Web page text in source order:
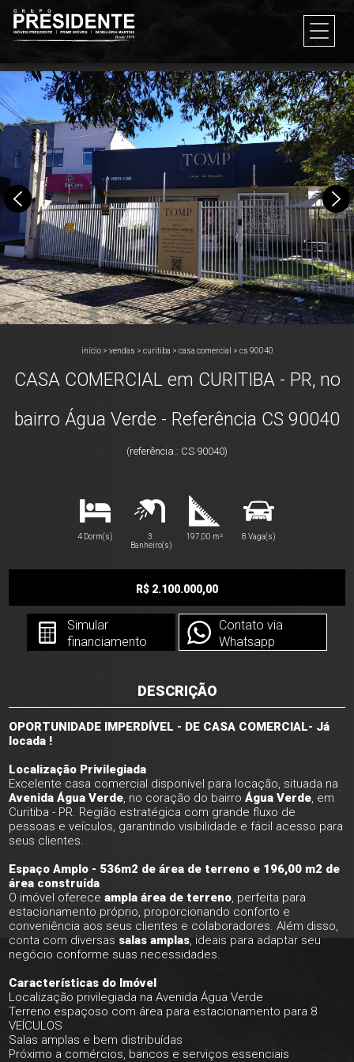
início> vendas > curitiba > casa comercial > cs 90040
CASA COMERCIAL em CURITIBA - PR, no
bairro Água Verde - Referência CS 90040
(referência.: CS 90040)
4 Dorm(s)
3
Banheiro(s)
197,00 m² 8 Vaga(s)
R$ 2.100.000,00
Simular
financiamento
Contato via
Whatsapp
DESCRIÇÃO
OPORTUNIDADE IMPERDÍVEL - DE CASA COMERCIAL- Já
locada !
Localização Privilegiada
Excelente casa comercial disponível para locação, situada na
Avenida Água Verde, no coração do bairroÁgua Verde, em
Curitiba - PR. Região estratégica com grande fluxo de
pessoas e veículos, garantindo visibilidade e fácil acesso para
seus clientes.
Espaço Amplo - 536m2 de área de terreno e 196,00 m2 de
área construída
O imóvel ofereceampla área de terreno, perfeita para
estacionamento próprio, proporcionando conforto e
conveniência aos seus clientes e colaboradores. Além disso,
conta com diversas salas amplas, ideais para adaptar seu
negócio conforme suas necessidades.
Características do Imóvel
Localização privilegiada na Avenida Água Verde
Terreno espaçoso com área para estacionamento para 8
VEÍCULOS
Salas amplas e bem distribuídas
Próximo a comércios, bancos e serviços essenciais